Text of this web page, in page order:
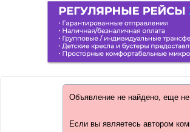
Объявление не найдено, еще
Если вы являетесь автором